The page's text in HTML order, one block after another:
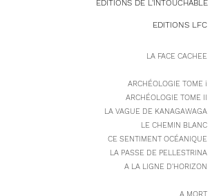
EDITIONS DE L'INTOUCHABLE
EDITIONS LFC
LA FACE CACHEE
ARCHÉOLOGIE TOME i
ARCHÉOLOGIE TOME II
LA VAGUE DE KANAGAWAGA
LE CHEMIN BLANC
CE SENTIMENT OCÉANIQUE
LA PASSE DE PELLESTRINA
A LA LIGNE D'HORIZON